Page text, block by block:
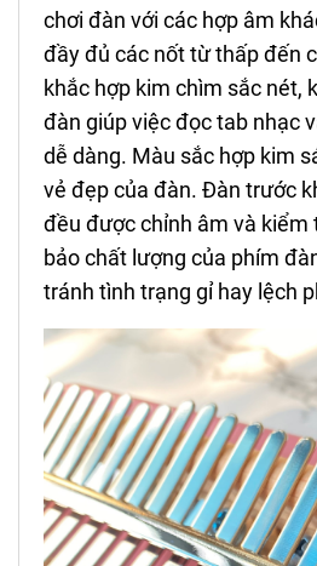
chơi đàn với các hợp âm
đầy đủ các nốt từ thấp đến
khắc hợp kim chìm sắc nét,
đàn giúp việc đọc tab nhạc
dễ dàng. Màu sắc hợp kim
vẻ đẹp của đàn. Đàn trước
đều được chỉnh âm và kiểm
bảo chất lượng của phím
tránh tình trạng gỉ hay lệch